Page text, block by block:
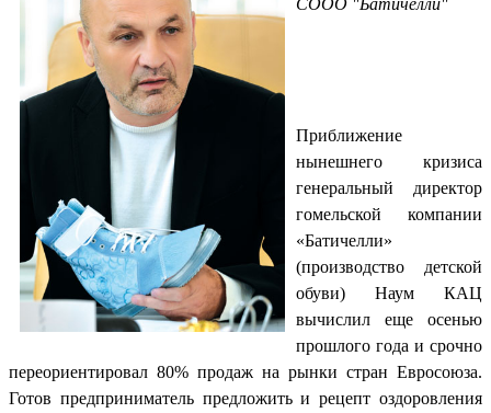
Приближение
нынешнего кризиса
генеральный директор
гомельской компании
«Батичелли»
(производство детской
обуви) Наум КАЦ
вычислил еще осенью
прошлого года и срочно
переориентировал 80% продаж на рынки стран Евросоюза.
Готов предприниматель предложить и рецепт оздоровления